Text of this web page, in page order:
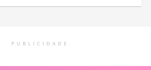
PUBLICIDADE